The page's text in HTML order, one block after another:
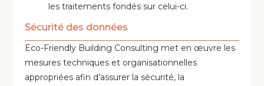
les traitements fondés sur celui-ci.
Sécurité des données
Eco-Friendly Building Consulting met en œuvre les
mesures techniques et organisationnelles
appropriées afin d’assurer la sécurité, la